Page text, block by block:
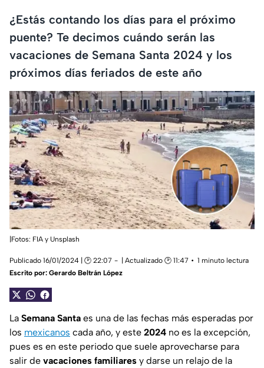
¿Estás contando los días para el próximo
puente? Te decimos cuándo serán las
vacaciones de Semana Santa 2024 y los
próximos días feriados de este año
|Fotos: FIA y Unsplash
Publicado 16/01/2024 | 🕑 22:07 | Actualizado 🕑 11:47
1 minuto lectura
Escrito por: Gerardo Beltrán López
La Semana Santa es una de las fechas más esperadas por
los mexicanos cada año, y este 2024 no es la excepción,
pues es en este periodo que suele aprovecharse para
salir de vacaciones familiares y darse un relajo de la